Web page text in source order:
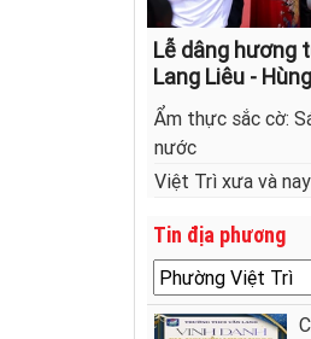
Lễ dâng hương
Lang Liêu -
Ẩm thực sắc cờ:
nước
Việt Trì xưa và nay
Tin địa phương